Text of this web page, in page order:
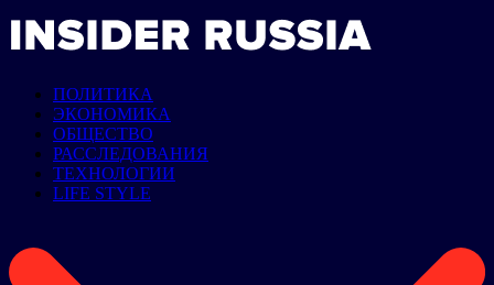
ПОЛИТИКА
ЭКОНОМИКА
ОБЩЕСТВО
РАССЛЕДОВАНИЯ
ТЕХНОЛОГИИ
LIFE STYLE